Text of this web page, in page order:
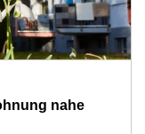
nahe